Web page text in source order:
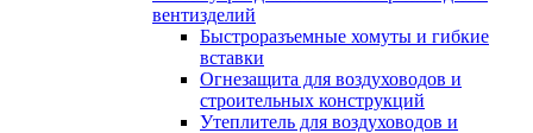
вентизделий
Быстроразъемные хомуты и гибкие
вставки
Огнезащита для воздуховодов и
строительных конструкций
Утеплитель для воздуховодов и